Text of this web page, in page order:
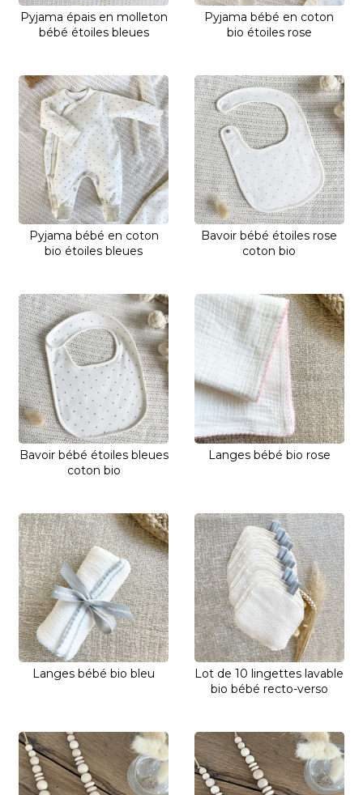
Pyjama épais en molleton
bébé étoiles bleues
Pyjama bébé en coton
bio étoiles rose
Pyjama bébé en coton
bio étoiles bleues
Bavoir bébé étoiles rose
coton bio
Bavoir bébé étoiles bleues
coton bio
Langes bébé bio rose
Langes bébé bio bleu
Lot de 10 lingettes lavable
bio bébé recto-verso